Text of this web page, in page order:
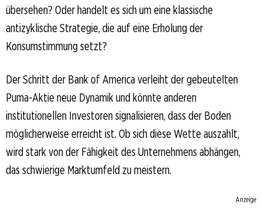
übersehen? Oder handelt es sich um eine klassische
antizyklische Strategie, die auf eine Erholung der
Konsumstimmung setzt?
Der Schritt der Bank of America verleiht der gebeutelten
Puma-Aktie neue Dynamik und könnte anderen
institutionellen Investoren signalisieren, dass der Boden
möglicherweise erreicht ist. Ob sich diese Wette auszahlt,
wird stark von der Fähigkeit des Unternehmens abhängen,
das schwierige Marktumfeld zu meistern.
Anzeige